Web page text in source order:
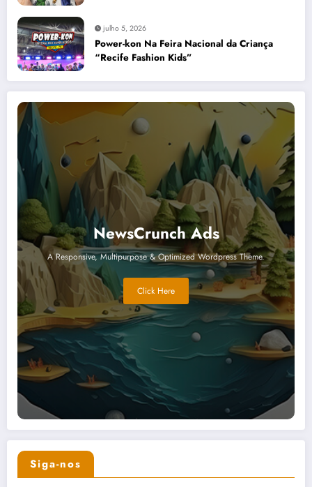
julho 5, 2026
Power-kon Na Feira Nacional da Criança
“Recife Fashion Kids”
NewsCrunch Ads
A Responsive, Multipurpose & Optimized Wordpress Theme.
Click Here
Siga-nos